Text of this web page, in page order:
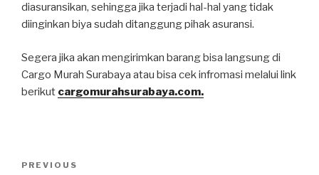
diasuransikan, sehingga jika terjadi hal-hal yang tidak
diinginkan biya sudah ditanggung pihak asuransi.
Segera jika akan mengirimkan barang bisa langsung di
Cargo Murah Surabaya atau bisa cek infromasi melalui link
berikut cargomurahsurabaya.com.
Post
Previous
PREVIOUS